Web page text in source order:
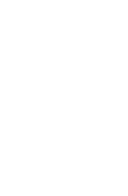
000 квадратни
обхващаща
ръководния